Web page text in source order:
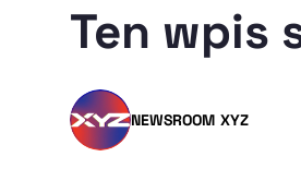
Ten wpis
NEWSROOM XYZ